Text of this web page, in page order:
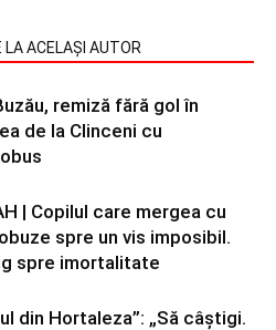
LA ACELAȘI AUTOR
remiză fără gol în
de la Clinceni cu
| Copilul care mergea cu
spre un vis imposibil.
spre imortalitate
din Hortaleza”: „Să câștigi.